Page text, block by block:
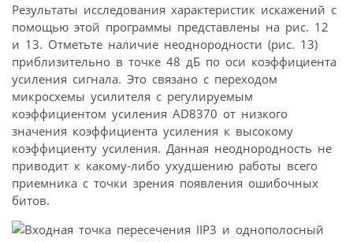
Результаты исследования характеристик искажений с
помощью этой программы представлены на рис. 12
и 13. Отметьте наличие неоднородности (рис. 13)
приблизительно в точке 48 дБ по оси коэффициента
усиления сигнала. Это связано с переходом
микросхемы усилителя с регулируемым
коэффициентом усиления AD8370 от низкого
значения коэффициента усиления к высокому
коэффициенту усиления. Данная неоднородность не
приводит к какому-либо ухудшению работы всего
приемника с точки зрения появления ошибочных
битов.